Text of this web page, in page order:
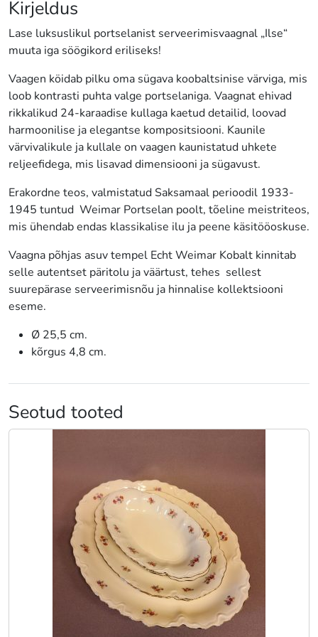
Kirjeldus
Lase luksuslikul portselanist serveerimisvaagnal „Ilse“
muuta iga söögikord eriliseks!
Vaagen köidab pilku oma sügava koobaltsinise värviga, mis
loob kontrasti puhta valge portselaniga. Vaagnat ehivad
rikkalikud 24-karaadise kullaga kaetud detailid, loovad
harmoonilise ja elegantse kompositsiooni. Kaunile
värvivalikule ja kullale on vaagen kaunistatud uhkete
reljeefidega, mis lisavad dimensiooni ja sügavust.
Erakordne teos, valmistatud Saksamaal perioodil 1933-
1945 tuntud Weimar Portselan poolt, tõeline meistriteos,
mis ühendab endas klassikalise ilu ja peene käsitööoskuse.
Vaagna põhjas asuv tempel Echt Weimar Kobalt kinnitab
selle autentset päritolu ja väärtust, tehes sellest
suurepärase serveerimisnõu ja hinnalise kollektsiooni
eseme.
Ø 25,5 cm.
kõrgus 4,8 cm.
Seotud tooted